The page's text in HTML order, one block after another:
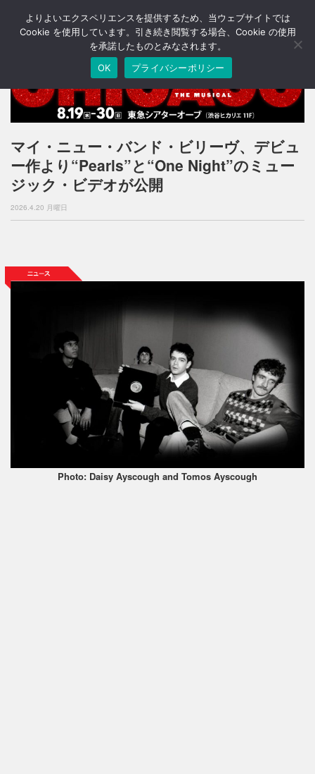
T
o
n
v
g
a
n
マイ・ニュー・バンド・ビリーヴ、デビュ
ー作より“Pearls”と“One Night”のミュー
ジック・ビデオが公開
2026.4.20 月曜日
Photo: Daisy Ayscough and Tomos Ayscough
よりよいエクスペリエンスを提供するため、当ウェブサイトでは
Cookie を使用しています。引き続き閲覧する場合、Cookie の使用
を承諾したものとみなされます。
OK
プライバシーポリシー